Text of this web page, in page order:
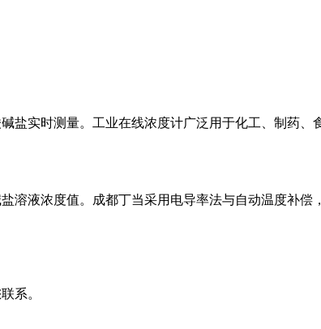
盐实时测量。工业在线浓度计广泛用于化工、制药
液浓度值。成都丁当采用电导率法与自动温度补偿
系。